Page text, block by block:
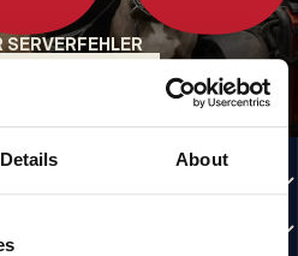
Details About
SERVERFEHLER
ins San Diego der frühen 90er. Unser Stil ist roh,
Kämpfer und eigensinnige Individualisten